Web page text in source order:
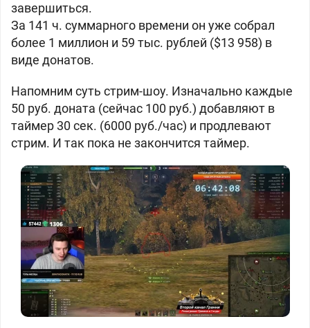
завершиться.
За 141 ч. суммарного времени он уже собрал
более 1 миллион и 59 тыс. рублей ($13 958) в
виде донатов.
Напомним суть стрим-шоу. Изначально каждые
50 руб. доната (сейчас 100 руб.) добавляют в
таймер 30 сек. (6000 руб./час) и продлевают
стрим. И так пока не закончится таймер.